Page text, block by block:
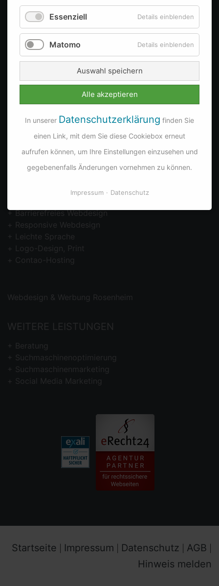
KONTAKT
dyco MEDIA
Lilienstraße 3
83101 Rohrdorf (b. Rosenheim)
Fon: +49 (0)8031 469 81 09
Fax: +49 (0)8031 287 81 02
info@dyco.de
www.dyco.de
BarrierefreiesWebdesign
Responsive Webdesign
Leichte Sprache
Logo-Design, Print
Contao-Hosting
Webdesign & Werbung Rosenheim
WEITERE LEISTUNGEN
Beratung
Suchmaschinenoptimierung
Suchmaschinenmarketing
Social Media Marketing
Startseite Impressum Datenschutz AGB
Hinweis melden
Essenziell Details einblenden
Matomo Details einblenden
Auswahl speichern
Alle akzeptieren
In unserer Datenschutzerklärung finden Sie
einen Link, mit dem Sie diese Cookiebox erneut
aufrufen können, um Ihre Einstellungen einzusehen und
gegebenenfalls Änderungen vornehmen zu können.
Impressum Datenschutz